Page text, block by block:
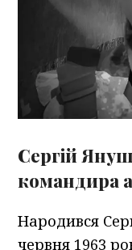
Сергій
командира
Народився
червня 1963